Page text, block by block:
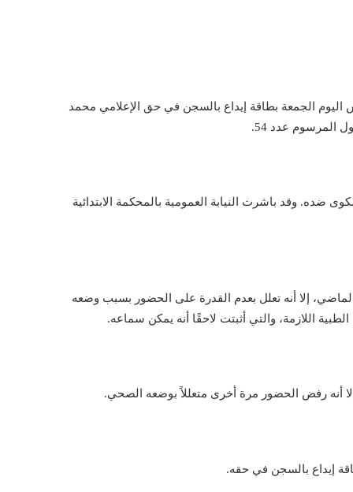
اليوم الجمعة بطاقة إيداع بالسجن في حق الإعلامي محمد
عدد 54.
ضده. وقد باشرت النيابة العمومية بالمحكمة الابتدائية
إلا أنه تعلل بعدم القدرة على الحضور بسبب وضعه
اللازمة، والتي أثبتت لاحقًا أنه يمكن سماعه.
إيداع بالسجن في حقه.